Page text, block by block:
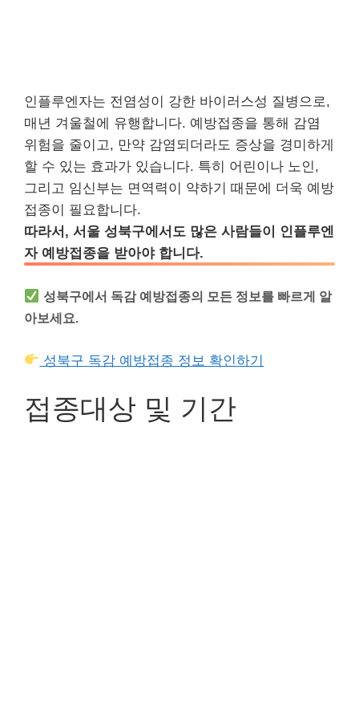
인플루엔자는 전염성이 강한 바이러스성 질병으로,
매년 겨울철에 유행합니다. 예방접종을 통해 감염
위험을 줄이고, 만약 감염되더라도 증상을 경미하게
할 수 있는 효과가 있습니다. 특히 어린이나 노인,
그리고 임신부는 면역력이 약하기 때문에 더욱 예방
접종이 필요합니다.
따라서, 서울 성북구에서도 많은 사람들이 인플루엔
자 예방접종을 받아야 합니다.
성북구에서 독감 예방접종의 모든 정보를 빠르게 알
아보세요.
성북구 독감 예방접종 정보 확인하기
접종대상 및 기간